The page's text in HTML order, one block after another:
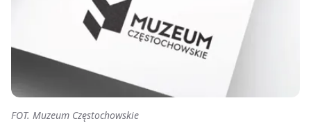
FOT. Muzeum Częstochowskie